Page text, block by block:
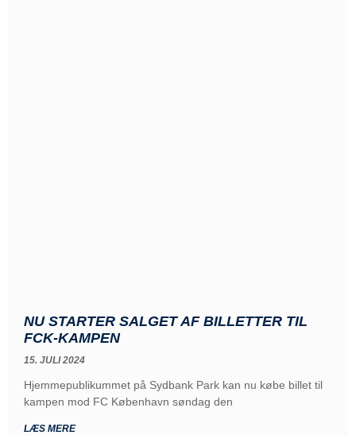
NU STARTER SALGET AF BILLETTER TIL
FCK-KAMPEN
15. JULI 2024
Hjemmepublikummet på Sydbank Park kan nu købe billet til
kampen mod FC København søndag den
LÆS MERE